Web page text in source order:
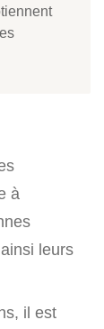
à
leurs
il est